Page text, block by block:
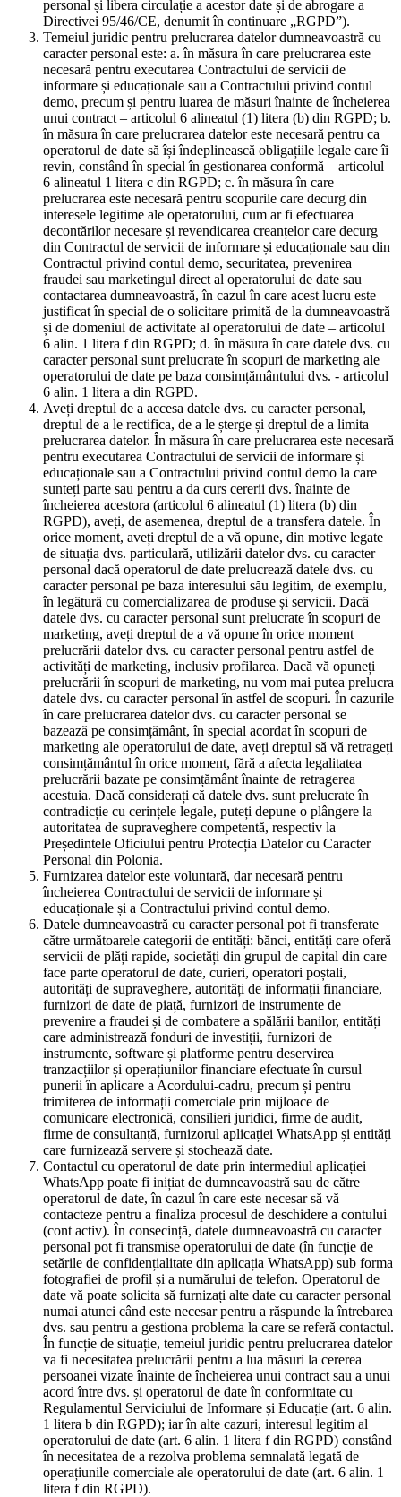
personal și libera circulație a acestor date și de abrogare a
Directivei 95/46/CE, denumit în continuare „RGPD”).
Temeiul juridic pentru prelucrarea datelor dumneavoastră cu
caracter personal este: a. în măsura în care prelucrarea este
necesară pentru executarea Contractului de servicii de
informare și educaționale sau a Contractului privind contul
demo, precum și pentru luarea de măsuri înainte de încheierea
unui contract – articolul 6 alineatul (1) litera (b) din RGPD; b.
în măsura în care prelucrarea datelor este necesară pentru ca
operatorul de date să își îndeplinească obligațiile legale care îi
revin, constând în special în gestionarea conformă – articolul
6 alineatul 1 litera c din RGPD; c. în măsura în care
prelucrarea este necesară pentru scopurile care decurg din
interesele legitime ale operatorului, cum ar fi efectuarea
decontărilor necesare și revendicarea creanțelor care decurg
din Contractul de servicii de informare și educaționale sau din
Contractul privind contul demo, securitatea, prevenirea
fraudei sau marketingul direct al operatorului de date sau
contactarea dumneavoastră, în cazul în care acest lucru este
justificat în special de o solicitare primită de la dumneavoastră
și de domeniul de activitate al operatorului de date – articolul
6 alin. 1 litera f din RGPD; d. în măsura în care datele dvs. cu
caracter personal sunt prelucrate în scopuri de marketing ale
operatorului de date pe baza consimțământului dvs. - articolul
6 alin. 1 litera a din RGPD.
Aveți dreptul de a accesa datele dvs. cu caracter personal,
dreptul de a le rectifica, de a le șterge și dreptul de a limita
prelucrarea datelor. În măsura în care prelucrarea este necesară
pentru executarea Contractului de servicii de informare și
educaționale sau a Contractului privind contul demo la care
sunteți parte sau pentru a da curs cererii dvs. înainte de
încheierea acestora (articolul 6 alineatul (1) litera (b) din
RGPD), aveți, de asemenea, dreptul de a transfera datele. În
orice moment, aveți dreptul de a vă opune, din motive legate
de situația dvs. particulară, utilizării datelor dvs. cu caracter
personal dacă operatorul de date prelucrează datele dvs. cu
caracter personal pe baza interesului său legitim, de exemplu,
în legătură cu comercializarea de produse și servicii. Dacă
datele dvs. cu caracter personal sunt prelucrate în scopuri de
marketing, aveți dreptul de a vă opune în orice moment
prelucrării datelor dvs. cu caracter personal pentru astfel de
activități de marketing, inclusiv profilarea. Dacă vă opuneți
prelucrării în scopuri de marketing, nu vom mai putea prelucra
datele dvs. cu caracter personal în astfel de scopuri. În cazurile
în care prelucrarea datelor dvs. cu caracter personal se
bazează pe consimțământ, în special acordat în scopuri de
marketing ale operatorului de date, aveți dreptul să vă retrageți
consimțământul în orice moment, fără a afecta legalitatea
prelucrării bazate pe consimțământ înainte de retragerea
acestuia. Dacă considerați că datele dvs. sunt prelucrate în
contradicție cu cerințele legale, puteți depune o plângere la
autoritatea de supraveghere competentă, respectiv la
Președintele Oficiului pentru Protecția Datelor cu Caracter
Personal din Polonia.
Furnizarea datelor este voluntară, dar necesară pentru
încheierea Contractului de servicii de informare și
educaționale și a Contractului privind contul demo.
Datele dumneavoastră cu caracter personal pot fi transferate
către următoarele categorii de entități: bănci, entități care oferă
servicii de plăți rapide, societăți din grupul de capital din care
face parte operatorul de date, curieri, operatori poștali,
autorități de supraveghere, autorități de informații financiare,
furnizori de date de piață, furnizori de instrumente de
prevenire a fraudei și de combatere a spălării banilor, entități
care administrează fonduri de investiții, furnizori de
instrumente, software și platforme pentru deservirea
tranzacțiilor și operațiunilor financiare efectuate în cursul
punerii în aplicare a Acordului-cadru, precum și pentru
trimiterea de informații comerciale prin mijloace de
comunicare electronică, consilieri juridici, firme de audit,
firme de consultanță, furnizorul aplicației WhatsApp și entități
care furnizează servere și stochează date.
Contactul cu operatorul de date prin intermediul aplicației
WhatsApp poate fi inițiat de dumneavoastră sau de către
operatorul de date, în cazul în care este necesar să vă
contacteze pentru a finaliza procesul de deschidere a contului
(cont activ). În consecință, datele dumneavoastră cu caracter
personal pot fi transmise operatorului de date (în funcție de
setările de confidențialitate din aplicația WhatsApp) sub forma
fotografiei de profil și a numărului de telefon. Operatorul de
date vă poate solicita să furnizați alte date cu caracter personal
numai atunci când este necesar pentru a răspunde la întrebarea
dvs. sau pentru a gestiona problema la care se referă contactul.
În funcție de situație, temeiul juridic pentru prelucrarea datelor
va fi necesitatea prelucrării pentru a lua măsuri la cererea
persoanei vizate înainte de încheierea unui contract sau a unui
acord între dvs. și operatorul de date în conformitate cu
Regulamentul Serviciului de Informare și Educație (art. 6 alin.
1 litera b din RGPD); iar în alte cazuri, interesul legitim al
operatorului de date (art. 6 alin. 1 litera f din RGPD) constând
în necesitatea de a rezolva problema semnalată legată de
operațiunile comerciale ale operatorului de date (art. 6 alin. 1
litera f din RGPD).